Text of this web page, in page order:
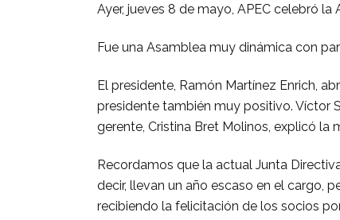
Ayer, jueves 8 de mayo, APEC celebró la
Fue una Asamblea muy dinámica con
El presidente, Ramón Martínez Enrich,
presidente también muy positivo. Víctor
gerente, Cristina Bret Molinos, explicó la
Recordamos que la actual Junta
decir, llevan un año escaso en el cargo,
recibiendo la felicitación de los socios